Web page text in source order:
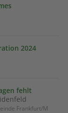
2024
fehlt
Frankfurt/M